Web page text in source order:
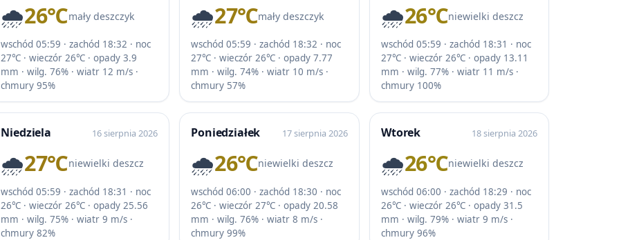
🌧️26℃mały deszczyk
wschód 05:59 · zachód 18:32 · noc
27℃ · wieczór 26℃ · opady 3.9
mm · wilg. 76% · wiatr 12 m/s ·
chmury 95%
🌧️27℃mały deszczyk
wschód 05:59 · zachód 18:32 · noc
27℃ · wieczór 26℃ · opady 7.77
mm · wilg. 74% · wiatr 10 m/s ·
chmury 57%
🌧️26℃niewielki deszcz
wschód 05:59 · zachód 18:31 · noc
27℃ · wieczór 26℃ · opady 13.11
mm · wilg. 77% · wiatr 11 m/s ·
chmury 100%
Niedziela 16 sierpnia 2026
🌧️27℃niewielki deszcz
wschód 05:59 · zachód 18:31 · noc
26℃ · wieczór 26℃ · opady 25.56
mm · wilg. 75% · wiatr 9 m/s ·
chmury 82%
Poniedziałek 17 sierpnia 2026
🌧️26℃niewielki deszcz
wschód 06:00 · zachód 18:30 · noc
26℃ · wieczór 27℃ · opady 20.58
mm · wilg. 76% · wiatr 8 m/s ·
chmury 99%
Wtorek 18 sierpnia 2026
🌧️26℃niewielki deszcz
wschód 06:00 · zachód 18:29 · noc
26℃ · wieczór 26℃ · opady 31.5
mm · wilg. 79% · wiatr 9 m/s ·
chmury 96%